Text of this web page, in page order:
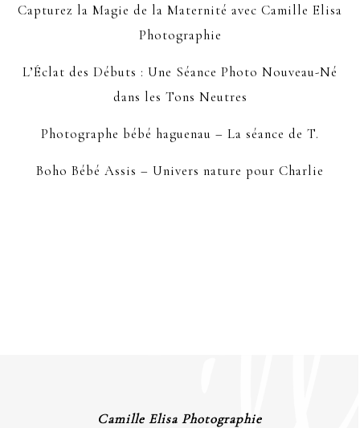
Capturez la Magie de la Maternité avec Camille Elisa
Photographie
L’Éclat des Débuts : Une Séance Photo Nouveau-Né
dans les Tons Neutres
Photographe bébé haguenau – La séance de T.
Boho Bébé Assis – Univers nature pour Charlie
Camille Elisa Photographie